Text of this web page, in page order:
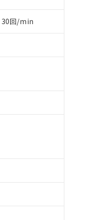
30回/min
に漏洩または開示しな
くには、I-Webメンバ
について、当社および
必要な範囲で利用する
ります。
非含有を証明するもの
完了までの期間は出荷
のことがない限り、
環境に深刻な影響を及
するおそれがある場合
種